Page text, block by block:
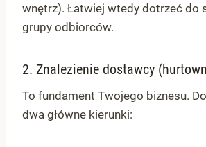
wnętrz). Łatwiej wtedy dotrzeć do
grupy odbiorców.
2. Znalezienie dostawcy
To fundament Twojego biznesu.
dwa główne kierunki: